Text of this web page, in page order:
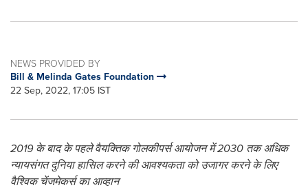
NEWS PROVIDED BY
Bill & Melinda Gates Foundation
22 Sep, 2022, 17:05 IST
2019के बाद के पहले वैयक्तिक गोलकीपर्स आयोजन में2030 तक अधिक
न्यायसंगत दुनिया हासिल करने की आवश्‍यकता को उजागर करने के लिए
वैश्विक चेंजमेकर्स का आव्‍हान